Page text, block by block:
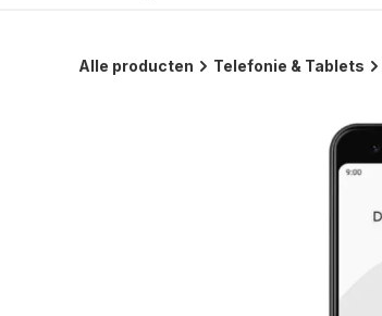
Alle producten Telefonie & Tablets